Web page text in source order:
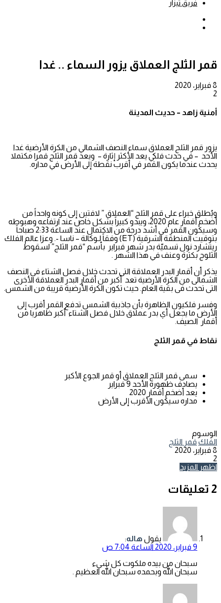
فريق تيزار
قمر الثلج العملاق يزور السماء .. غدا
8 فبراير، 2020
2
أمنية زاهد – حديث المدينة
يزور قمر الثلح العملاق سماء النصف الشمالي من الكرة الأرضية غدا
الأحد – في حدث فلكي يعد الأكثر إثارة – ويعد قمر الثلج قمرا مكتملا
يحدث عندما يكون القمر في أقرب نقطة إلى الأرض في مداره.
ويُطلق خبراء على قمر الثلج “العملاق ” لافتين إلى كونه واحداً من
أضخم أقمار عام 2020، ويبدو كبيراً بشكل خاص عند ارتفاعه وهبوطه
وسيكون القمر في أشد درجة من الاكتمال عند الساعة 2:33 صباحاً
بتوقيت المنطقة الشرقية (ET) وفقاً لـوكالة – ناسا -. وعزا عالم الفلك
ريتشارد نول تسميّة بدر شهر فبراير بأسم “قمر الثلج” لسقوط
الثلوج بكثرة وعنف في هذا الشهر .
يذكر أن أقمار البدر العملاقة التى تحدث خلال فصل الشتاء فى النصف
الشمالى من الكرة الأرضية تعد أكبر من أقمار البدر العملاقة الأخرى
التى تحدث فى بقية العام. حيث تكون الكرة الأرضية قريبة من الشمس.
وفسر فلكيون الظاهرة بأن جاذبية الشمس تدفع القمر أقرب إلى
الأرض ما يجعل أي بدر عملاق خلال فصل الشتاء أكبر ظاهريا من
أقمار الصيف.
نقاط في قمر الثلج
سمى قمر الثلج العملاق أو قمر الجوع الأكبر
يصادف ظهوره الأحد 9 فبراير
يعد أضخم أقمار 2020
مداره سيكون الأقرب إلى الأرض
الوسوم
الفلك قمر الثلج
8 فبراير، 2020
2
اظهر المزيد
‫2 تعليقات
يقول هاله:
9 فبراير، 2020 الساعة 7:04 ص
سبحان من بيده ملكوت كل شيء
سبحان الله وبحمده سبحان الله العظيم .